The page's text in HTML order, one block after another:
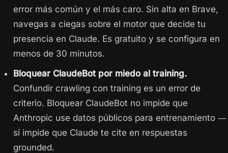
error más común y el más caro. Sin alta en Brave,
navegas a ciegas sobre el motor que decide tu
presencia en Claude. Es gratuito y se configura en
menos de 30 minutos.
Bloquear ClaudeBot por miedo al training.
Confundir crawling con training es un error de
criterio. Bloquear ClaudeBot no impide que
Anthropic use datos públicos para entrenamiento —
sí impide que Claude te cite en respuestas
grounded.